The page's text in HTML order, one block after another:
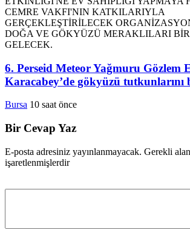
6. Perseid Meteor Yağmuru Gözlem
Karacabey’de gökyüzü tutkunlarını
Bursa 10 saat önce
Bir Cevap Yaz
E-posta adresiniz yayınlanmayacak. Gerekli
işaretlenmişlerdir